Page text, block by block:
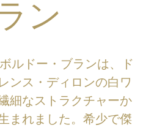
ン
ルドー・ブランは、ド
ンス・ディロンの白ワ
細なストラクチャーか
まれました。希少で傑